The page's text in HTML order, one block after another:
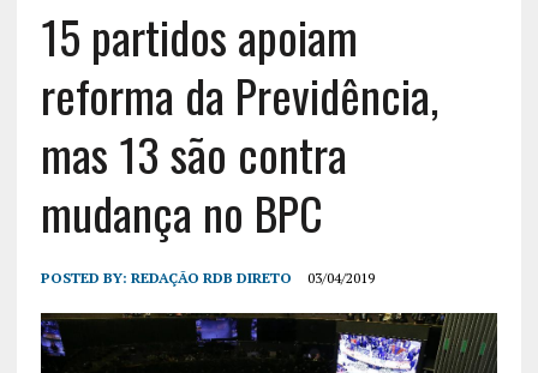
15 partidos apoiam
reforma da Previdência,
mas 13 são contra
mudança no BPC
POSTED BY: REDAÇÃO RDB DIRETO 03/04/2019